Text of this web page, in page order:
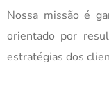
Nossa missão é
orientado por
estratégias dos